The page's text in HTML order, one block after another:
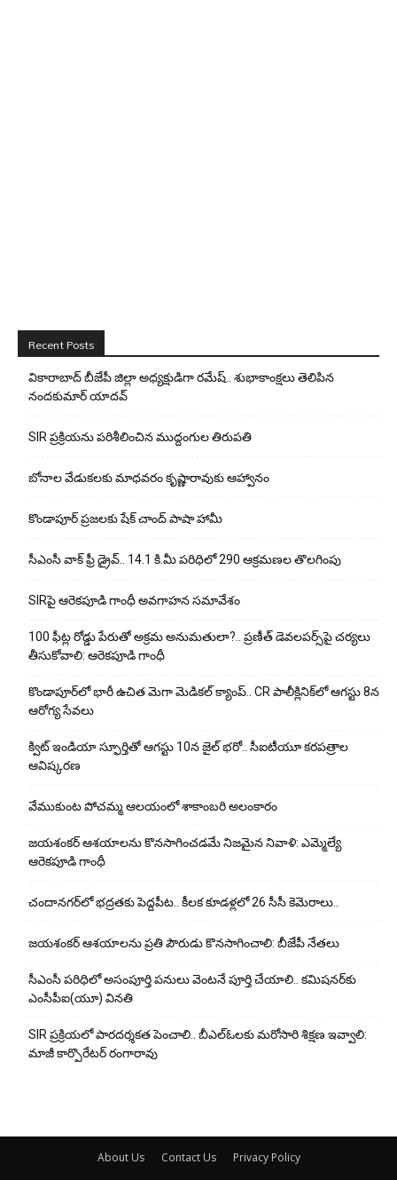
Recent Posts
వికారాబాద్ బీజేపీ జిల్లా అధ్యక్షుడిగా రమేష్‌.. శుభాకాంక్షలు తెలిపిన
నందకుమార్ యాదవ్
SIR ప్రక్రియను పరిశీలించిన ముద్దంగుల తిరుపతి
బోనాల వేడుకలకు మాధవరం కృష్ణారావుకు ఆహ్వానం
కొండాపూర్ ప్రజలకు షేక్ చాంద్ పాషా హామీ
సీఎంసీ వాక్ ఫ్రీ డ్రైవ్.. 14.1 కి.మీ పరిధిలో 290 ఆక్రమణల తొలగింపు
SIRపై ఆరెకపూడి గాంధీ అవగాహన సమావేశం
100 ఫీట్ల రోడ్డు పేరుతో అక్రమ అనుమతులా?.. ప్రణీత్ డెవలపర్స్‌పై చర్యలు
తీసుకోవాలి: ఆరెకపూడి గాంధీ
కొండాపూర్‌లో భారీ ఉచిత మెగా మెడికల్ క్యాంప్.. CR పాలీక్లినిక్‌లో ఆగస్టు 8న
ఆరోగ్య సేవలు
క్విట్ ఇండియా స్ఫూర్తితో ఆగస్టు 10న జైల్ భరో.. సీఐటీయూ కరపత్రాల
ఆవిష్కరణ
వేముకుంట పోచమ్మ ఆలయంలో శాకాంబరి అలంకారం
జయశంకర్ ఆశయాలను కొనసాగించడమే నిజమైన నివాళి: ఎమ్మెల్యే
ఆరెక‌పూడి గాంధీ
చందానగర్‌లో భద్రతకు పెద్దపీట.. కీలక కూడళ్లలో 26 సీసీ కెమెరాలు..
జయశంకర్ ఆశయాలను ప్రతి పౌరుడు కొనసాగించాలి: బీజేపీ నేతలు
సీఎంసీ పరిధిలో అసంపూర్తి పనులు వెంటనే పూర్తి చేయాలి.. కమిషనర్‌కు
ఎంసీపీఐ(యూ) వినతి
SIR ప్రక్రియలో పారదర్శకత పెంచాలి.. బీఎల్ఓలకు మరోసారి శిక్షణ ఇవ్వాలి:
మాజీ కార్పొరేటర్ రంగారావు
About Us Contact Us Privacy Policy